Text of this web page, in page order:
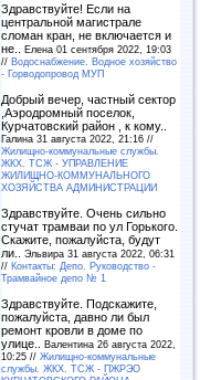
Здравствуйте! Если на
центральной магистрале
сломан кран, не включается и
не.. Елена 01 сентября 2022, 19:03
// Водоснабжение. Водное хозяйство
- Горводопровод МУП
Добрый вечер, частный сектор
,Аэродромный поселок,
Курчатовский район , к кому..
Галина 31 августа 2022, 21:16 //
Жилищно-коммунальные службы.
ЖКХ. ТСЖ - УПРАВЛЕНИЕ
ЖИЛИЩНО-КОММУНАЛЬНОГО
ХОЗЯЙСТВА АДМИНИСТРАЦИИ
Здравствуйте. Очень сильно
стучат трамваи по ул Горького.
Скажите, пожалуйста, будут
ли.. Эльвира 31 августа 2022, 06:31
// Контакты: Депо. Руководство -
Трамвайное депо № 1
Здравствуйте. Подскажите,
пожалуйста, давно ли был
ремонт кровли в доме по
улице.. Валентина 26 августа 2022,
10:25 // Жилищно-коммунальные
службы. ЖКХ. ТСЖ - ПЖРЭО